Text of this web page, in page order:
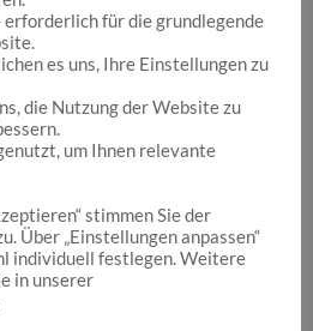
für die schönen
Anlaufstelle für Dich,
nach schönen
Spielwarenoder
bist. Wir von
Dinge stets zu
großen Wert darauf,
erforderlich für die grundlegende
es uns, Ihre Einstellungen zu
die Nutzung der Website zu
um Ihnen relevante
stimmen Sie der
Über „Einstellungen anpassen“
individuell festlegen. Weitere
in unserer